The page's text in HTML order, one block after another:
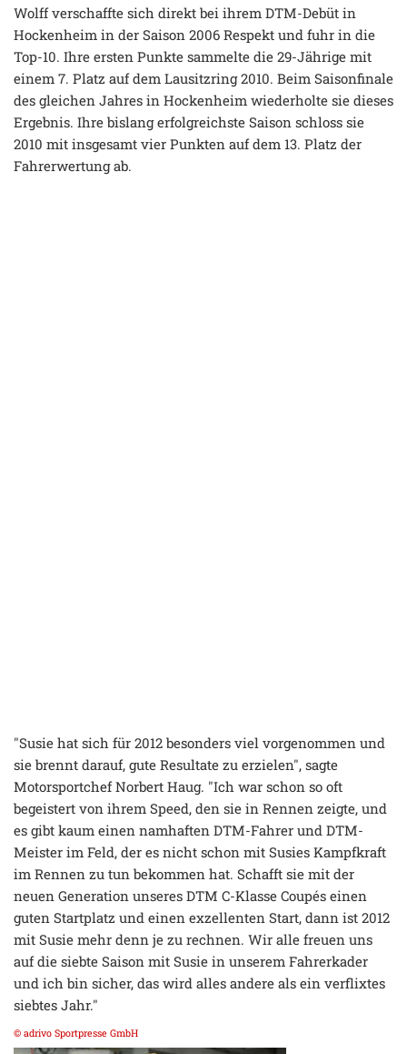
Wolff verschaffte sich direkt bei ihrem DTM-Debüt in
Hockenheim in der Saison 2006 Respekt und fuhr in die
Top-10. Ihre ersten Punkte sammelte die 29-Jährige mit
einem 7. Platz auf dem Lausitzring 2010. Beim Saisonfinale
des gleichen Jahres in Hockenheim wiederholte sie dieses
Ergebnis. Ihre bislang erfolgreichste Saison schloss sie
2010 mit insgesamt vier Punkten auf dem 13. Platz der
Fahrerwertung ab.
"Susie hat sich für 2012 besonders viel vorgenommen und
sie brennt darauf, gute Resultate zu erzielen", sagte
Motorsportchef Norbert Haug. "Ich war schon so oft
begeistert von ihrem Speed, den sie in Rennen zeigte, und
es gibt kaum einen namhaften DTM-Fahrer und DTM-
Meister im Feld, der es nicht schon mit Susies Kampfkraft
im Rennen zu tun bekommen hat. Schafft sie mit der
neuen Generation unseres DTM C-Klasse Coupés einen
guten Startplatz und einen exzellenten Start, dann ist 2012
mit Susie mehr denn je zu rechnen. Wir alle freuen uns
auf die siebte Saison mit Susie in unserem Fahrerkader
und ich bin sicher, das wird alles andere als ein verflixtes
siebtes Jahr."
© adrivo Sportpresse GmbH